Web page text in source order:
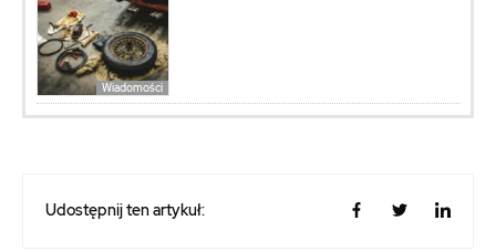
Wiadomości
Udostępnij ten artykuł: